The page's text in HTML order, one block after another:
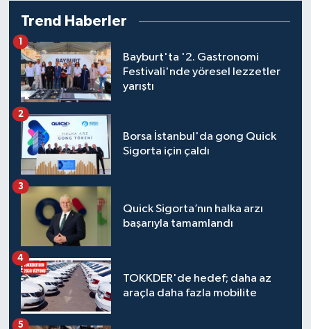
Trend Haberler
Bayburt'ta '2. Gastronomi
Festivali'nde yöresel lezzetler
yarıştı
1
Borsa İstanbul'da gong Quick
Sigorta için çaldı
2
Quick Sigorta’nın halka arzı
başarıyla tamamlandı
3
TOKKDER'de hedef; daha az
araçla daha fazla mobilite
4
5